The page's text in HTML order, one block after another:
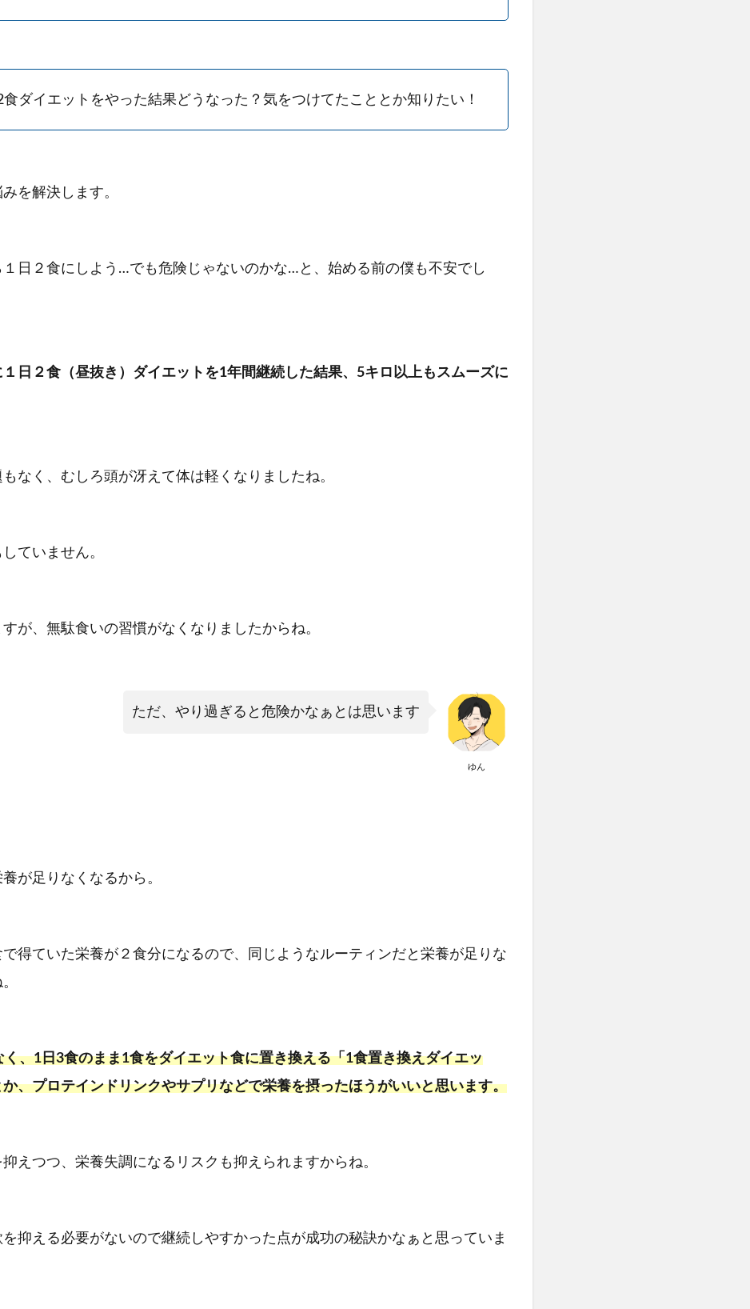
食ダイエットをやった結果どうなった？気をつけてたこととか知りたい！
を解決します。
日２食にしよう…でも危険じゃないのかな…と、始める前の僕も不安でし
日２食（昼抜き）ダイエットを1年間継続した結果、5キロ以上もスムーズに
なく、むしろ頭が冴えて体は軽くなりましたね。
ていません。
が、無駄食いの習慣がなくなりましたからね。
ゆん
ただ、やり過ぎると危険かなぁとは思います
が足りなくなるから。
で得ていた栄養が２食分になるので、同じようなルーティンだと栄養が足りな
く、1日3食のまま1食をダイエット食に置き換える「1食置き換えダイエッ
、プロテインドリンクやサプリなどで栄養を摂ったほうがいいと思います。
抑えつつ、栄養失調になるリスクも抑えられますからね。
抑える必要がないので継続しやすかった点が成功の秘訣かなぁと思っていま